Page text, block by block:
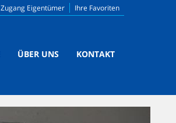
Ihre Favoriten
Zugang Eigentümer
ÜBER UNS KONTAKT